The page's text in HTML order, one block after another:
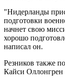
"Нидерланды
подготовки
начнет свою
хорошо
написал он.
Резников также
Кайси Оллонгрен